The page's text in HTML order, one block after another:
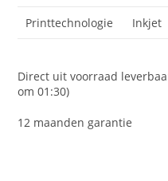
Printtechnologie Inkjet
Direct uit voorraad
om 01:30)
12 maanden garantie